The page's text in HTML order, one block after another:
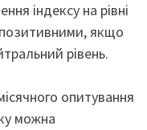
індексу на рівні
якщо
рівень.
опитування
можна